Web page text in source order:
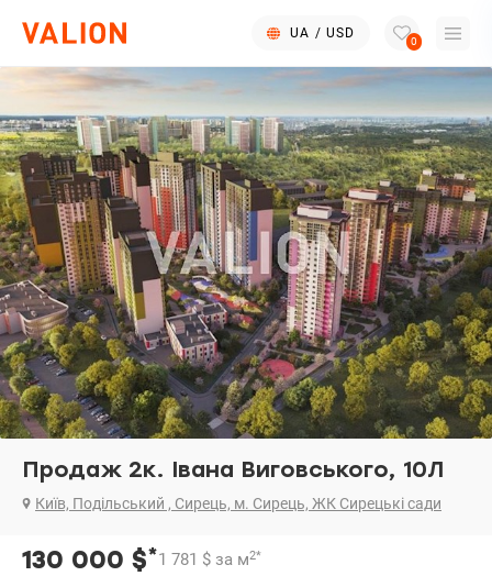
UA / USD
0
Продаж 2к. Івана Виговського, 10Л
Київ, Подільський , Сирець, м. Сирець, ЖК Сирецькі сади
130 000 $*1 781 $ за м2*